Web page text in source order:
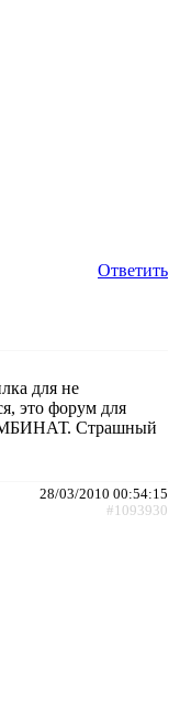
Ответить
для не
это форум для
Страшный
28/03/2010 00:54:15
#1093930